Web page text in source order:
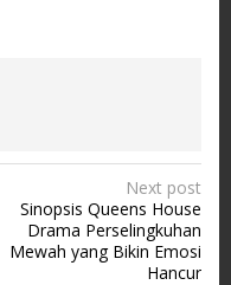
Next post
Sinopsis Queens House
Drama Perselingkuhan
Mewah yang Bikin Emosi
Hancur